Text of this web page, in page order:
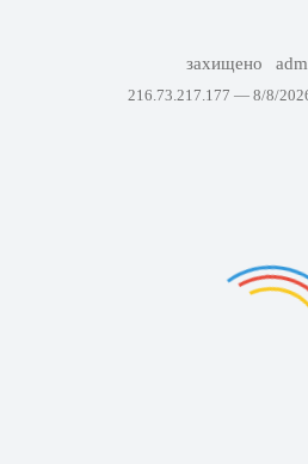
захищено
216.73.217.177 — 8/8/